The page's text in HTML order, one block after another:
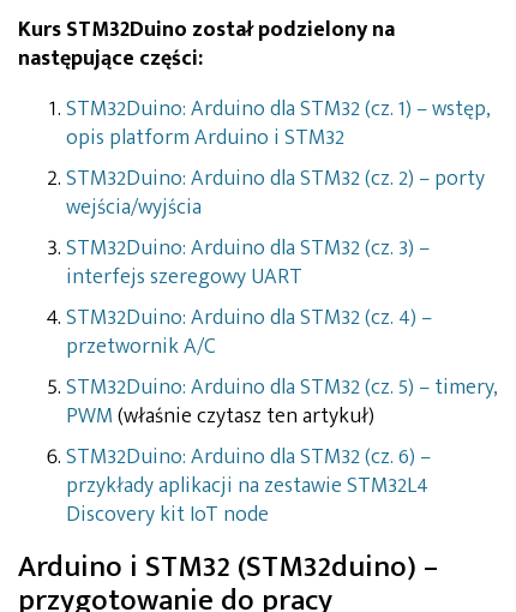
Kurs STM32Duino został podzielony na
następujące części:
STM32Duino: Arduino dla STM32 (cz. 1) – wstęp,
opis platform Arduino i STM32
STM32Duino: Arduino dla STM32 (cz. 2) – porty
wejścia/wyjścia
STM32Duino: Arduino dla STM32 (cz. 3) –
interfejs szeregowy UART
STM32Duino: Arduino dla STM32 (cz. 4) –
przetwornik A/C
STM32Duino: Arduino dla STM32 (cz. 5) – timery,
PWM(właśnie czytasz ten artykuł)
STM32Duino: Arduino dla STM32 (cz. 6) –
przykłady aplikacji na zestawie STM32L4
Discovery kit IoT node
Arduino i STM32 (STM32duino) –
przygotowanie do pracy